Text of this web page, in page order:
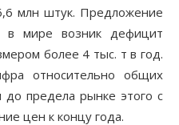
млн штук. Предложение
мире возник дефицит
более 4 тыс. т в год.
относительно общих
предела рынке этого с
цен к концу года.